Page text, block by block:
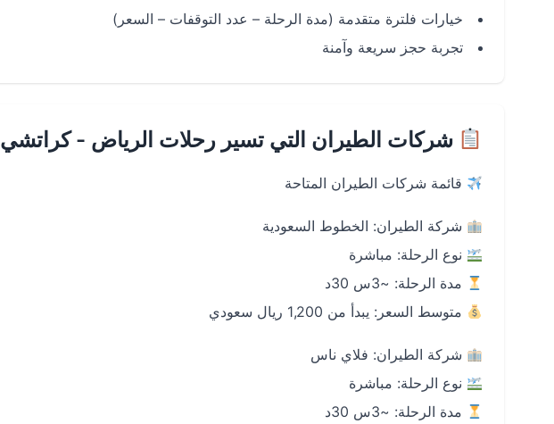
خيارات فلترة متقدمة (مدة الرحلة – عدد التوقفات – السعر)
تجربة حجز سريعة وآمنة
شركات الطيران التي تسير رحلات الرياض - كراتشي
قائمة شركات الطيران المتاحة
شركة الطيران: الخطوط السعودية
نوع الرحلة: مباشرة
مدة الرحلة: ~3س 30د
متوسط السعر: يبدأ من 1,200 ريال سعودي
شركة الطيران: فلاي ناس
نوع الرحلة: مباشرة
مدة الرحلة: ~3س 30د